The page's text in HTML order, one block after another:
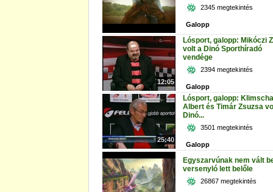
12:05
2345 megtekintés
Galopp
25:40
Lósport, galopp: Mikóczi
volt a Dinó Sporthíradó
vendége
2394 megtekintés
Galopp
Lósport, galopp: Klimscha
Albert és Timár Zsuzsa
Dinó...
3501 megtekintés
Galopp
Egyszarvúnak nem vált
versenyló lett belőle
26867 megtekintés